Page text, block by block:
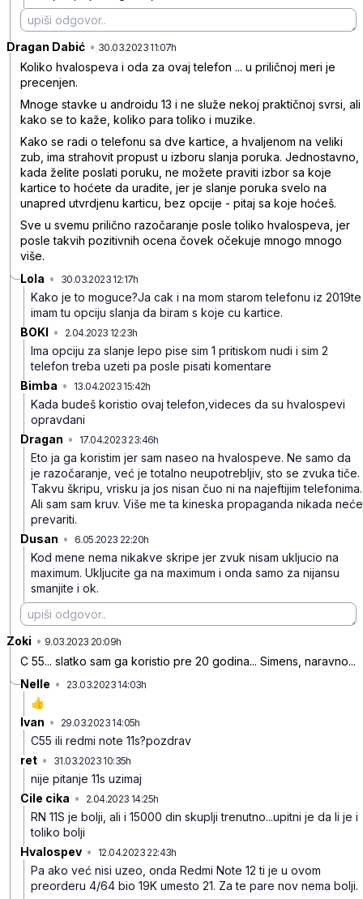
Dragan Dabić • 30.03.2023 11:07h
Koliko hvalospeva i oda za ovaj telefon ... u priličnoj meri je
precenjen.
Mnoge stavke u androidu 13 i ne služe nekoj praktičnoj svrsi, ali
kako se to kaže, koliko para toliko i muzike.
Kako se radi o telefonu sa dve kartice, a hvaljenom na veliki
zub, ima strahovit propust u izboru slanja poruka. Jednostavno,
kada želite poslati poruku, ne možete praviti izbor sa koje
kartice to hoćete da uradite, jer je slanje poruka svelo na
unapred utvrdjenu karticu, bez opcije - pitaj sa koje hoćeš.
Sve u svemu prilično razočaranje posle toliko hvalospeva, jer
posle takvih pozitivnih ocena čovek očekuje mnogo mnogo
više.
Lola • 30.03.2023 12:17h
Kako je to moguce?Ja cak i na mom starom telefonu iz 2019te
imam tu opciju slanja da biram s koje cu kartice.
BOKI • 2.04.2023 12:23h
Ima opciju za slanje lepo pise sim 1 pritiskom nudi i sim 2
telefon treba uzeti pa posle pisati komentare
Bimba • 13.04.2023 15:42h
Kada budeš koristio ovaj telefon,videces da su hvalospevi
opravdani
Dragan • 17.04.2023 23:46h
Eto ja ga koristim jer sam naseo na hvalospeve. Ne samo da
je razočaranje, već je totalno neupotrebljiv, sto se zvuka tiče.
Takvu škripu, vrisku ja jos nisan čuo ni na najeftijim telefonima.
Ali sam sam kruv. Više me ta kineska propaganda nikada neće
prevariti.
Dusan • 6.05.2023 22:20h
Kod mene nema nikakve skripe jer zvuk nisam ukljucio na
maximum. Ukljucite ga na maximum i onda samo za nijansu
smanjite i ok.
Zoki • 9.03.2023 20:09h
C 55... slatko sam ga koristio pre 20 godina... Simens, naravno...
Nelle • 23.03.2023 14:03h
👍
Ivan • 29.03.2023 14:05h
C55 ili redmi note 11s?pozdrav
ret • 31.03.2023 10:35h
nije pitanje 11s uzimaj
Cile cika • 2.04.2023 14:25h
RN 11S je bolji, ali i 15000 din skuplji trenutno...upitni je da li je i
toliko bolji
Hvalospev • 12.04.2023 22:43h
Pa ako već nisi uzeo, onda Redmi Note 12 ti je u ovom
preorderu 4/64 bio 19K umesto 21. Za te pare nov nema bolji.